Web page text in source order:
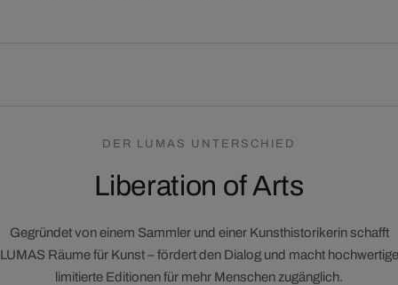
DER LUMAS UNTERSCHIED
Liberation of Arts
Gegründet von einem Sammler und einer Kunsthistorikerin schafft
LUMAS Räume für Kunst – fördert den Dialog und macht hochwertige
limitierte Editionen für mehr Menschen zugänglich.